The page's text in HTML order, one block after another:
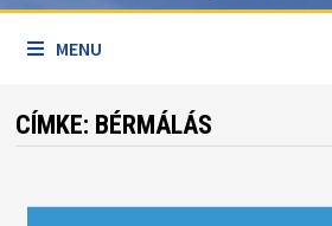
MENU
CÍMKE: BÉRMÁLÁS